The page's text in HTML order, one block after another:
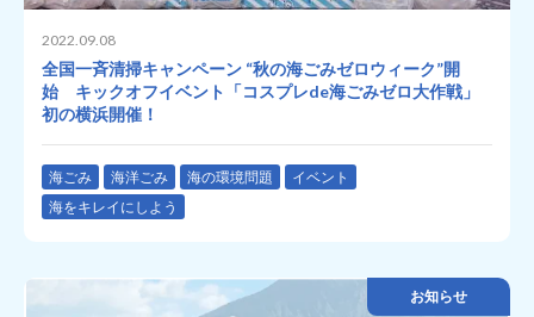
2022.09.08
全国一斉清掃キャンペーン “秋の海ごみゼロウィーク”開
始 キックオフイベント「コスプレde海ごみゼロ大作戦」
初の横浜開催！
海ごみ 海洋ごみ 海の環境問題
イベント
海をキレイにしよう
お知らせ